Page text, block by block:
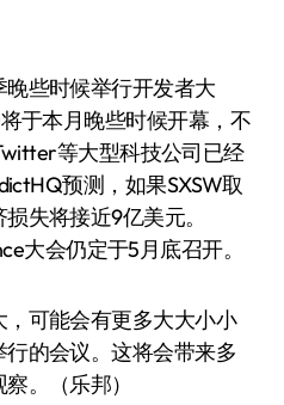
些时候举行开发者大
于本月晚些时候开幕，不
等大型科技公司已经
预测，如果SXSW取
失将接近9亿美元。
大会仍定于5月底召开。
可能会有更多大大小小
的会议。这将会带来多
。（乐邦）